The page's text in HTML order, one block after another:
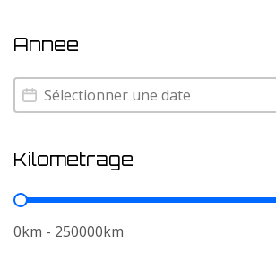
Annee
Annee
Annee
Kilometrage
Kilometrage
0km - 250000km